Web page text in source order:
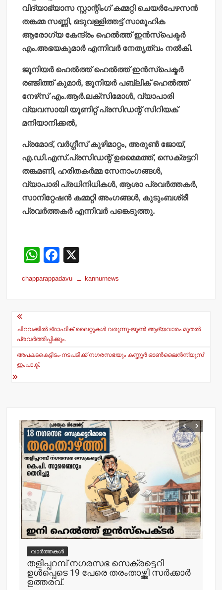
വിദ്യാഭ്യാസ സ്റ്റാന്റിംഗ് കമ്മറ്റി ചെയര്‍പേഴസന്‍
തങ്കമ്മ സണ്ണി, ഒടുവള്ളിത്തട്ട് സാമൂഹിക
ആരോഗ്യ കേന്ദ്രം ഹെല്‍ത്ത് ഇന്‍സ്പെക്ടര്‍
എം.അഭയകുമാര്‍ എന്നിവര്‍ നേതൃത്വം നല്‍കി.
ജൂനിയര്‍ ഹെല്‍ത്ത് ഹെല്‍ത്ത് ഇന്‍സ്പെക്ടര്‍
രഞ്ജിത്ത് കുമാര്‍, ജൂനിയര്‍ പബ്ലിക് ഹെല്‍ത്ത്
നേഴ്‌സ് എം.ആര്‍.ലക്‌സിമോള്‍, വ്യാപാരി
വ്യവസായി യൂണിറ്റ് പ്രസിഡന്റ് സിറിയക്
മനിയാനിക്കല്‍,
പ്രമോദ്, വര്‍ഗ്ഗീസ് കുഴിമാറ്റം, അരുണ്‍ ജോയ്,
എ.ഡി.എസ്.പ്രസിഡന്റ് ഉമൈമത്ത്, സെക്രട്ടറി
തങ്കമണി, ഹരിതകര്‍മ്മ സേനാംഗങ്ങള്‍,
വ്യാപാരി പ്രധിനിധികള്‍, ആശാ പ്രവര്‍ത്തകര്‍,
സാനിറ്റേഷന്‍ കമ്മറ്റി അംഗങ്ങള്‍, കുടുംബശ്രീ
പ്രവര്‍ത്തകര്‍ എന്നിവര്‍ പങ്കെടുത്തു.
W
at
p
p
F
c
o
o
chapparappadavu kannurnews
Post
navigation
ചിറവക്കില്‍ ട്രാഫിക് ലൈറ്റുകള്‍ വരുന്നു-ജൂണ്‍ ആദ്യവാരം മുതല്‍
പ്രവര്‍ത്തിപ്പിക്കും.
അപകടകെട്ടിടം-നടപടിക്ക് നഗരസഭയും കണ്ണൂര്‍ ഓണ്‍ലൈന്‍ന്യൂസ്
ഇംപാക്ട്.
വാർത്തകൾ
തളിപ്പറമ്പ് നഗരസഭ സെക്രട്ടെറി
ഉള്‍പ്പെടെ 19 പേരെ തരംതാഴ്ത്തി സര്‍ക്കാര്‍
ഉത്തരവ്.